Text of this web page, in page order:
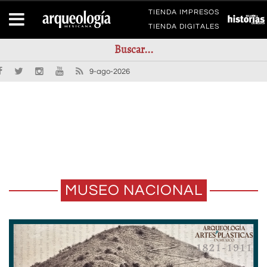
TIENDA IMPRESOS
TIENDA DIGITALES
9-ago-2026
MUSEO NACIONAL